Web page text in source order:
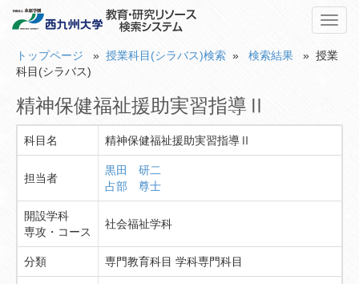
トップページ » 授業科目(シラバス)検索 » 検索結果 » 授業
科目(シラバス)
精神保健福祉援助実習指導Ⅱ
科目名 精神保健福祉援助実習指導Ⅱ
担当者
黒田 研二
占部 尊士
開設学科
専攻・コース
社会福祉学科
分類 専門教育科目 学科専門科目